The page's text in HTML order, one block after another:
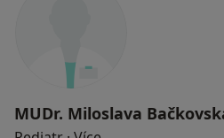
MUDr. Miloslava